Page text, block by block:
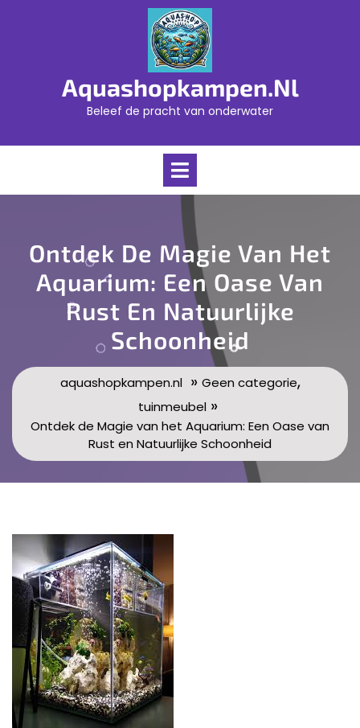
Aquashopkampen.nl
Beleef de pracht van onderwater
Open
Ontdek De Magie Van Het
Aquarium: Een Oase Van
Rust En Natuurlijke
Schoonheid
aquashopkampen.nl» Geen categorie,
tuinmeubel »
Ontdek de Magie van het Aquarium: Een Oase van
Rust en Natuurlijke Schoonheid